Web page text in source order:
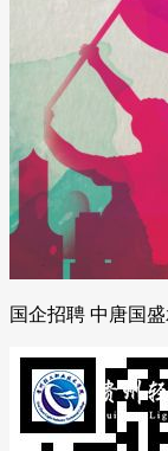
国企招聘 中唐国